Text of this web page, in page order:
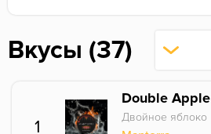
Вкусы (37)
1
Double Apple
Двойное яблоко